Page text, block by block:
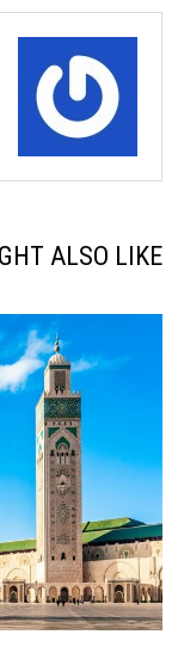
ALSO LIKE